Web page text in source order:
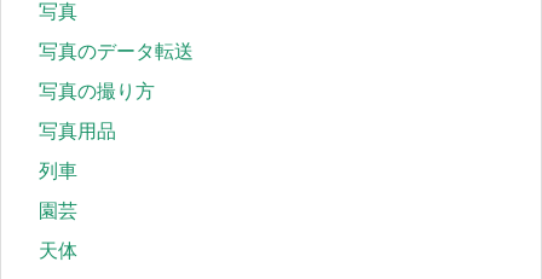
写真
写真のデータ転送
写真の撮り方
写真用品
列車
園芸
天体